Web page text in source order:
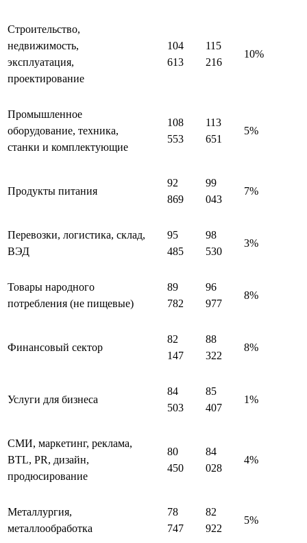
Строительство,
недвижимость,
эксплуатация,
проектирование
104
613
115
216
10%
Промышленное
оборудование, техника,
станки и комплектующие
108
553
113
651
5%
Продукты питания
92
869
99
043
7%
Перевозки, логистика, склад,
ВЭД
95
485
98
530
3%
Товары народного
потребления (не пищевые)
89
782
96
977
8%
Финансовый сектор
82
147
88
322
8%
Услуги для бизнеса
84
503
85
407
1%
СМИ, маркетинг, реклама,
BTL, PR, дизайн,
продюсирование
80
450
84
028
4%
Металлургия,
металлообработка
78
747
82
922
5%